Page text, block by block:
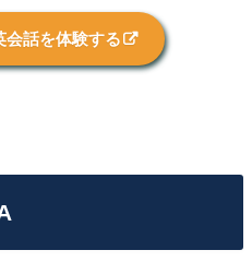
会話を体験する